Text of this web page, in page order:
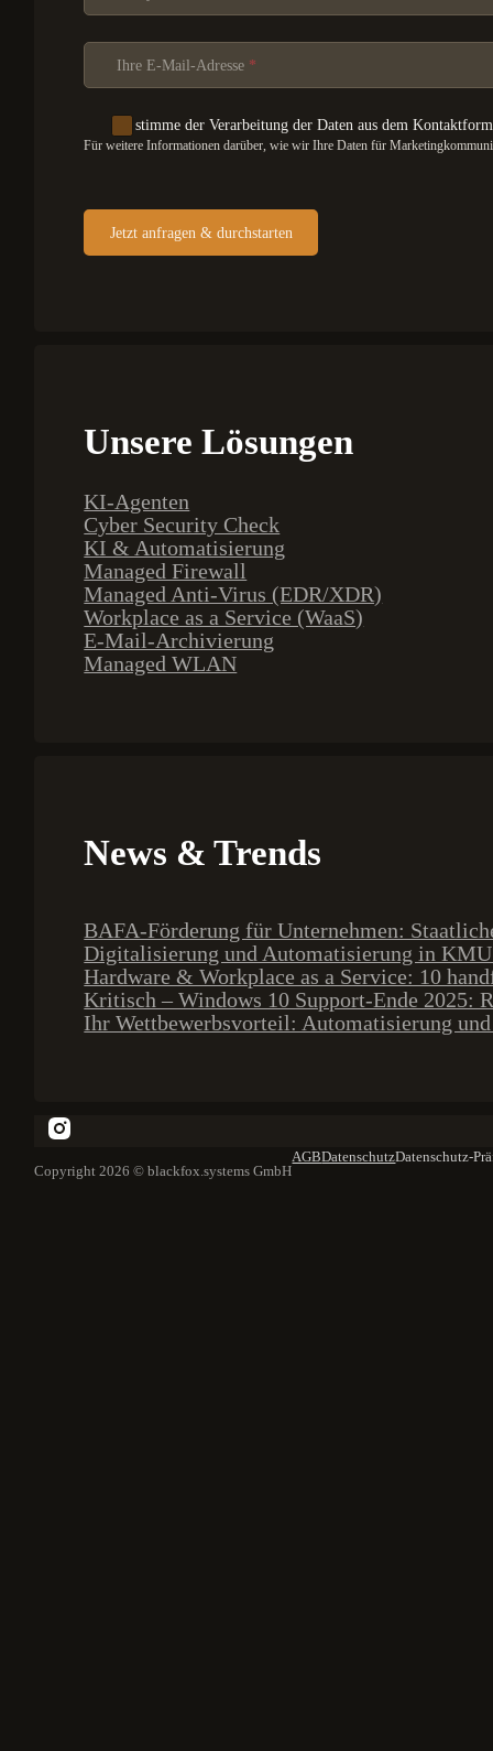
Ihre E-Mail-Adresse *
Ich stimme der Verarbeitung der Daten aus dem
Für weitere Informationen darüber, wie wir Ihre Daten für
Jetzt anfragen & durchstarten
Unsere Lösungen
KI-Agenten
Cyber Security Check
KI & Automatisierung
Managed Firewall
Managed Anti-Virus (EDR/XDR)
Workplace as a Service (WaaS)
E-Mail-Archivierung
Managed WLAN
News & Trends
BAFA-Förderung für Unternehmen:
Digitalisierung und Automatisierung in
Hardware & Workplace as a Service: 10
Kritisch – Windows 10 Support-Ende 2025:
Ihr Wettbewerbsvorteil: Automatisierung
Copyright 2026 © blackfox.systems GmbH
AGBDatenschutzDatenschutz-